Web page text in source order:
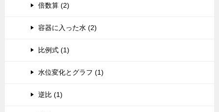
倍数算 (2)
容器に入った水 (2)
比例式 (1)
水位変化とグラフ (1)
逆比 (1)